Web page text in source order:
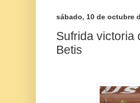
sábado, 10 de octubre
Sufrida victoria
Betis